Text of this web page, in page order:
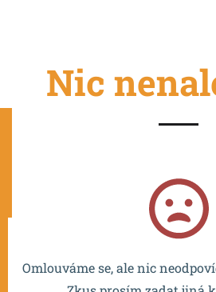
Nic
Omlouváme se, ale nic